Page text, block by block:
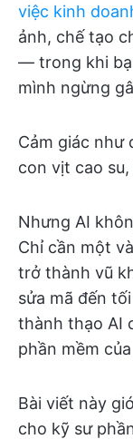
việc kinh
ảnh, chế tạo
— trong khi
mình ngừng
Cảm giác như
con vịt cao
Nhưng AI
Chỉ cần một
trở thành vũ
sửa mã đến
thành thạo AI
phần mềm
Bài viết này
cho kỹ sư